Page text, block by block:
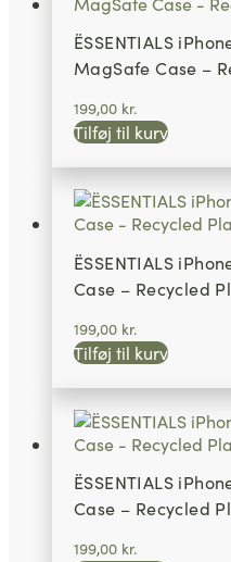
ËSSENTIALS
MagSafe Case –
199,00 kr.
Tilføj til kurv
ËSSENTIALS
Case – Recycled
199,00 kr.
Tilføj til kurv
ËSSENTIALS
Case – Recycled
199,00 kr.